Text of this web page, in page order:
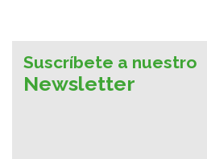
Suscríbete a nuestro
Newsletter